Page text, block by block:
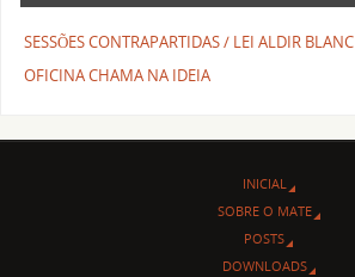
SESSÕES CONTRAPARTIDAS / LEI ALDIR BLANC
OFICINA CHAMA NA IDEIA
INICIAL
SOBRE O MATE
POSTS
DOWNLOADS